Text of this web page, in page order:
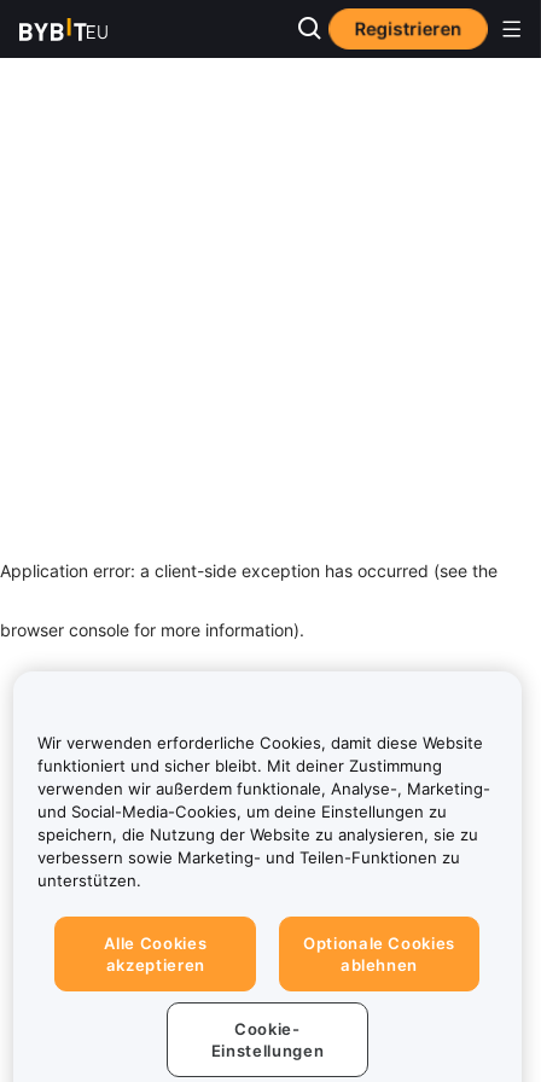
Registrieren
Application error: a client-side exception has occurred (see the
browser console for more information).
Wir verwenden erforderliche Cookies, damit diese Website
funktioniert und sicher bleibt. Mit deiner Zustimmung
verwenden wir außerdem funktionale, Analyse-, Marketing-
und Social-Media-Cookies, um deine Einstellungen zu
speichern, die Nutzung der Website zu analysieren, sie zu
verbessern sowie Marketing- und Teilen-Funktionen zu
unterstützen.
Alle Cookies
akzeptieren
Optionale Cookies
ablehnen
Cookie-
Einstellungen